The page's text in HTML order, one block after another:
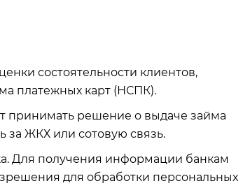
состоятельности клиентов,
платежных карт (НСПК).
принимать решение о выдаче займа
за ЖКХ или сотовую связь.
Для получения информации банкам
для обработки персональных